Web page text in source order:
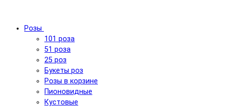
Розы
101 роза
51 роза
25 роз
Букеты роз
Розы в корзине
Пионовидные
Кустовые